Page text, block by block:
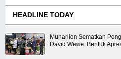
HEADLINE TODAY
Muharlion Sematkan
David Wewe: Bentuk